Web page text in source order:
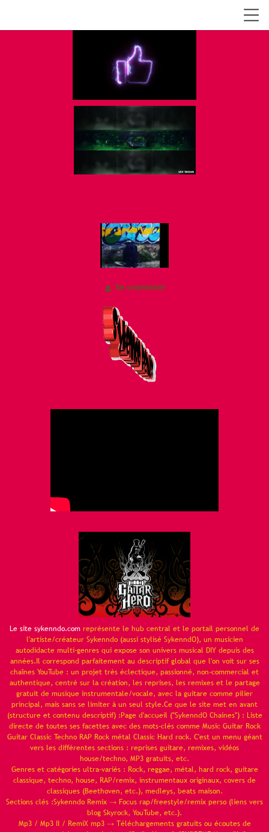
person Se connecter
Le site sykenndo.com représente le hub central et le portail personnel de
l'artiste/créateur Sykenndo (aussi stylisé SykenndO), un musicien
autodidacte multi-genres qui expose son univers musical DIY depuis des
années.Il correspond parfaitement au descriptif global que l'on voit sur ses
chaînes YouTube : un projet très éclectique, passionné, non-commercial et
authentique, centré sur la création, les reprises, les remixes et le partage
gratuit de musique instrumentale/vocale, avec la guitare comme pilier
principal, mais sans se limiter à un seul style.Ce que le site met en avant
(structure et contenu descriptif) :Page d'accueil ("SykenndO Chaines") : Liste
directe de toutes ses facettes avec des mots-clés comme Music Guitar Rock
Guitar Classic Techno RAP Rock métal Classic Hard rock. C'est un menu géant
vers les différentes sections : reprises guitare, remixes, vidéos
house/techno, MP3 gratuits, etc.
Genres et catégories ultra-variés : Rock, reggae, métal, hard rock, guitare
classique, techno, house, RAP/remix, instrumentaux originaux, covers de
classiques (Beethoven, etc.), medleys, beats maison.
Sections clés :Sykenndo Remix → Focus rap/freestyle/remix perso (liens vers
blog Skyrock, YouTube, etc.).
Mp3 / Mp3 II / RemiX mp3 → Téléchargements gratuits ou écoutes de